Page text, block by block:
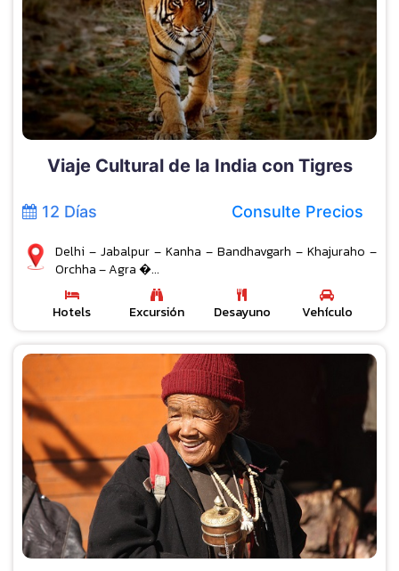
Viaje Cultural de la India con Tigres
12 Días Consulte Precios
Delhi – Jabalpur – Kanha – Bandhavgarh – Khajuraho –
Orchha – Agra �...
Hotels Excursión Desayuno Vehículo